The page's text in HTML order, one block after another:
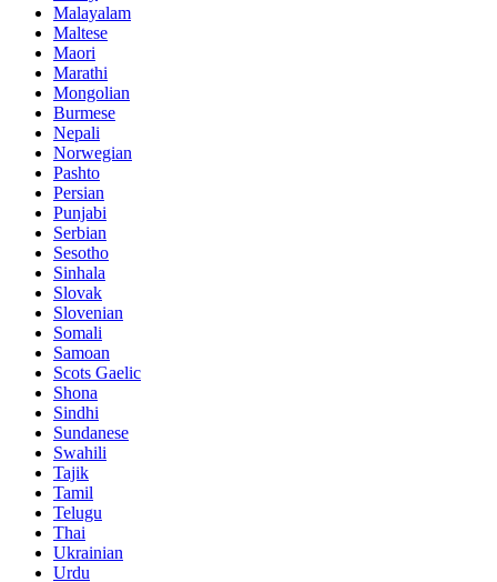
Malayalam
Maltese
Maori
Marathi
Mongolian
Burmese
Nepali
Norwegian
Pashto
Persian
Punjabi
Serbian
Sesotho
Sinhala
Slovak
Slovenian
Somali
Samoan
Scots Gaelic
Shona
Sindhi
Sundanese
Swahili
Tajik
Tamil
Telugu
Thai
Ukrainian
Urdu